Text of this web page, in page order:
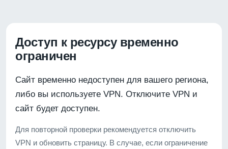
Доступ к ресурсу временно
ограничен
Сайт временно недоступен для вашего региона,
либо вы используете VPN. Отключите VPN и
сайт будет доступен.
Для повторной проверки рекомендуется отключить
VPN и обновить страницу. В случае, если ограничение